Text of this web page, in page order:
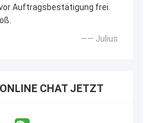
Auftragsbestätigung frei.
—— Julius
CHAT JETZT